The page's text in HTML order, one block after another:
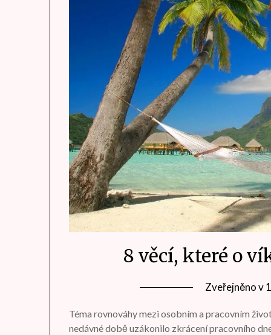
8 věcí, které o
Zveřejněno v
Téma rovnováhy mezi osobním a pracovním
nedávné době uzákonilo zkrácení pracovního